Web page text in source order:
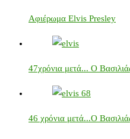
Αφιέρωμα Elvis Presley
47χρόνια μετά... Ο
46 χρόνια μετά...Ο